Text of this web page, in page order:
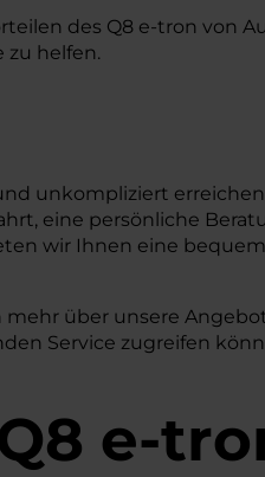
des Q8 e-tron von
zu helfen.
unkompliziert
eine persönliche
wir Ihnen eine
über unsere
Service zugreifen
e-